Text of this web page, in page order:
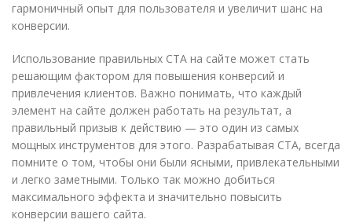
гармоничный опыт для пользователя и увеличит шанс на
конверсии.
Использование правильных CTA на сайте может стать
решающим фактором для повышения конверсий и
привлечения клиентов. Важно понимать, что каждый
элемент на сайте должен работать на результат, а
правильный призыв к действию — это один из самых
мощных инструментов для этого. Разрабатывая CTA, всегда
помните о том, чтобы они были ясными, привлекательными
и легко заметными. Только так можно добиться
максимального эффекта и значительно повысить
конверсии вашего сайта.